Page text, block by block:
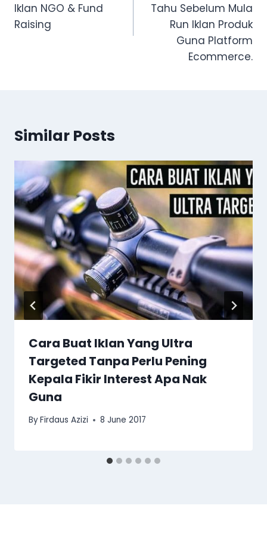
Iklan NGO & Fund
Raising
Tahu Sebelum Mula
Run Iklan Produk
Guna Platform
Ecommerce.
Similar Posts
Cara Buat Iklan Yang Ultra
Targeted Tanpa Perlu Pening
Kepala Fikir Interest Apa Nak
Guna
ByFirdaus Azizi 8 June 2017